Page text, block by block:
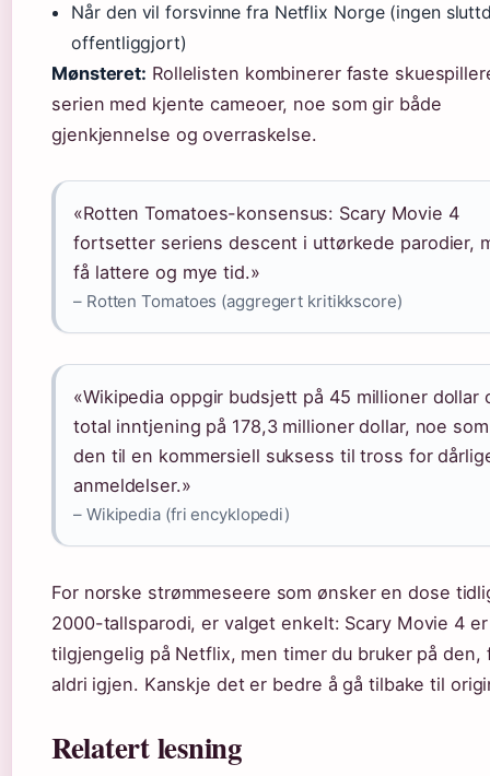
Når den vil forsvinne fra Netflix Norge (ingen
offentliggjort)
Mønsteret: Rollelisten kombinerer faste
serien med kjente cameoer, noe som gir både
gjenkjennelse og overraskelse.
«Rotten Tomatoes-konsensus: Scary Movie 4
fortsetter seriens descent i uttørkede parodier,
få lattere og mye tid.»
– Rotten Tomatoes (aggregert kritikkscore)
«Wikipedia oppgir budsjett på 45 millioner dollar
total inntjening på 178,3 millioner dollar, noe
den til en kommersiell suksess til tross for
anmeldelser.»
– Wikipedia (fri encyklopedi)
For norske strømmeseere som ønsker en dose
2000-tallsparodi, er valget enkelt: Scary Movie 4 er
tilgjengelig på Netflix, men timer du bruker på den,
aldri igjen. Kanskje det er bedre å gå tilbake til
Relatert lesning